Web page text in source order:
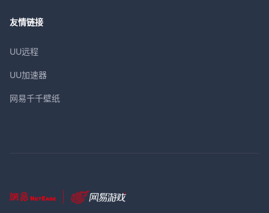
友情链接
UU远程
UU加速器
网易千千壁纸